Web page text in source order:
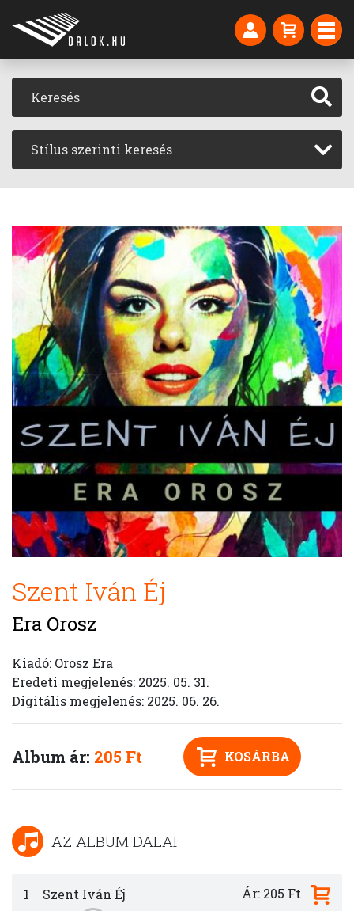
Stílus szerinti keresés
Szent Iván Éj
Era Orosz
Kiadó: Orosz Era
Eredeti megjelenés: 2025. 05. 31.
Digitális megjelenés: 2025. 06. 26.
Album ár: 205 Ft KOSÁRBA
AZ ALBUM DALAI
1 Szent Iván Éj Ár: 205 Ft